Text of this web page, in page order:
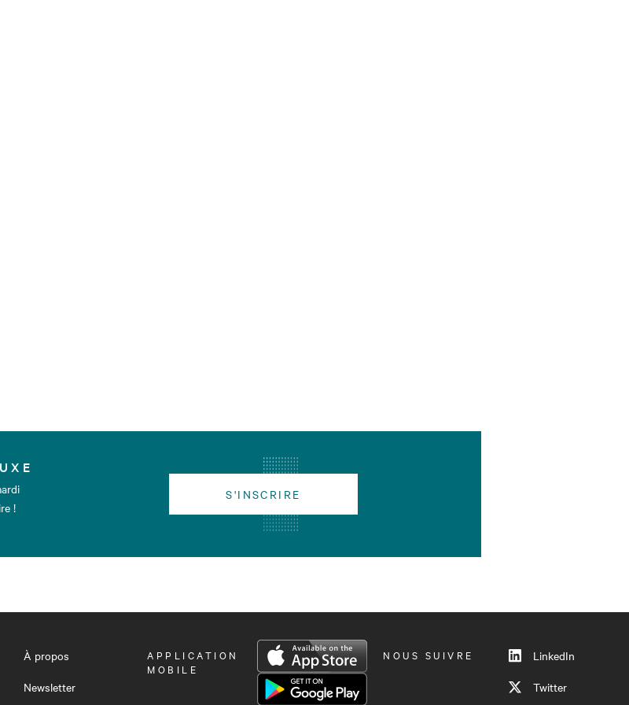
!
S'INSCRIRE
À propos
Newsletter
OUVRIR
LE
APPLICATION
MOBILE
NOUS SUIVRE
LinkedIn
Twitter